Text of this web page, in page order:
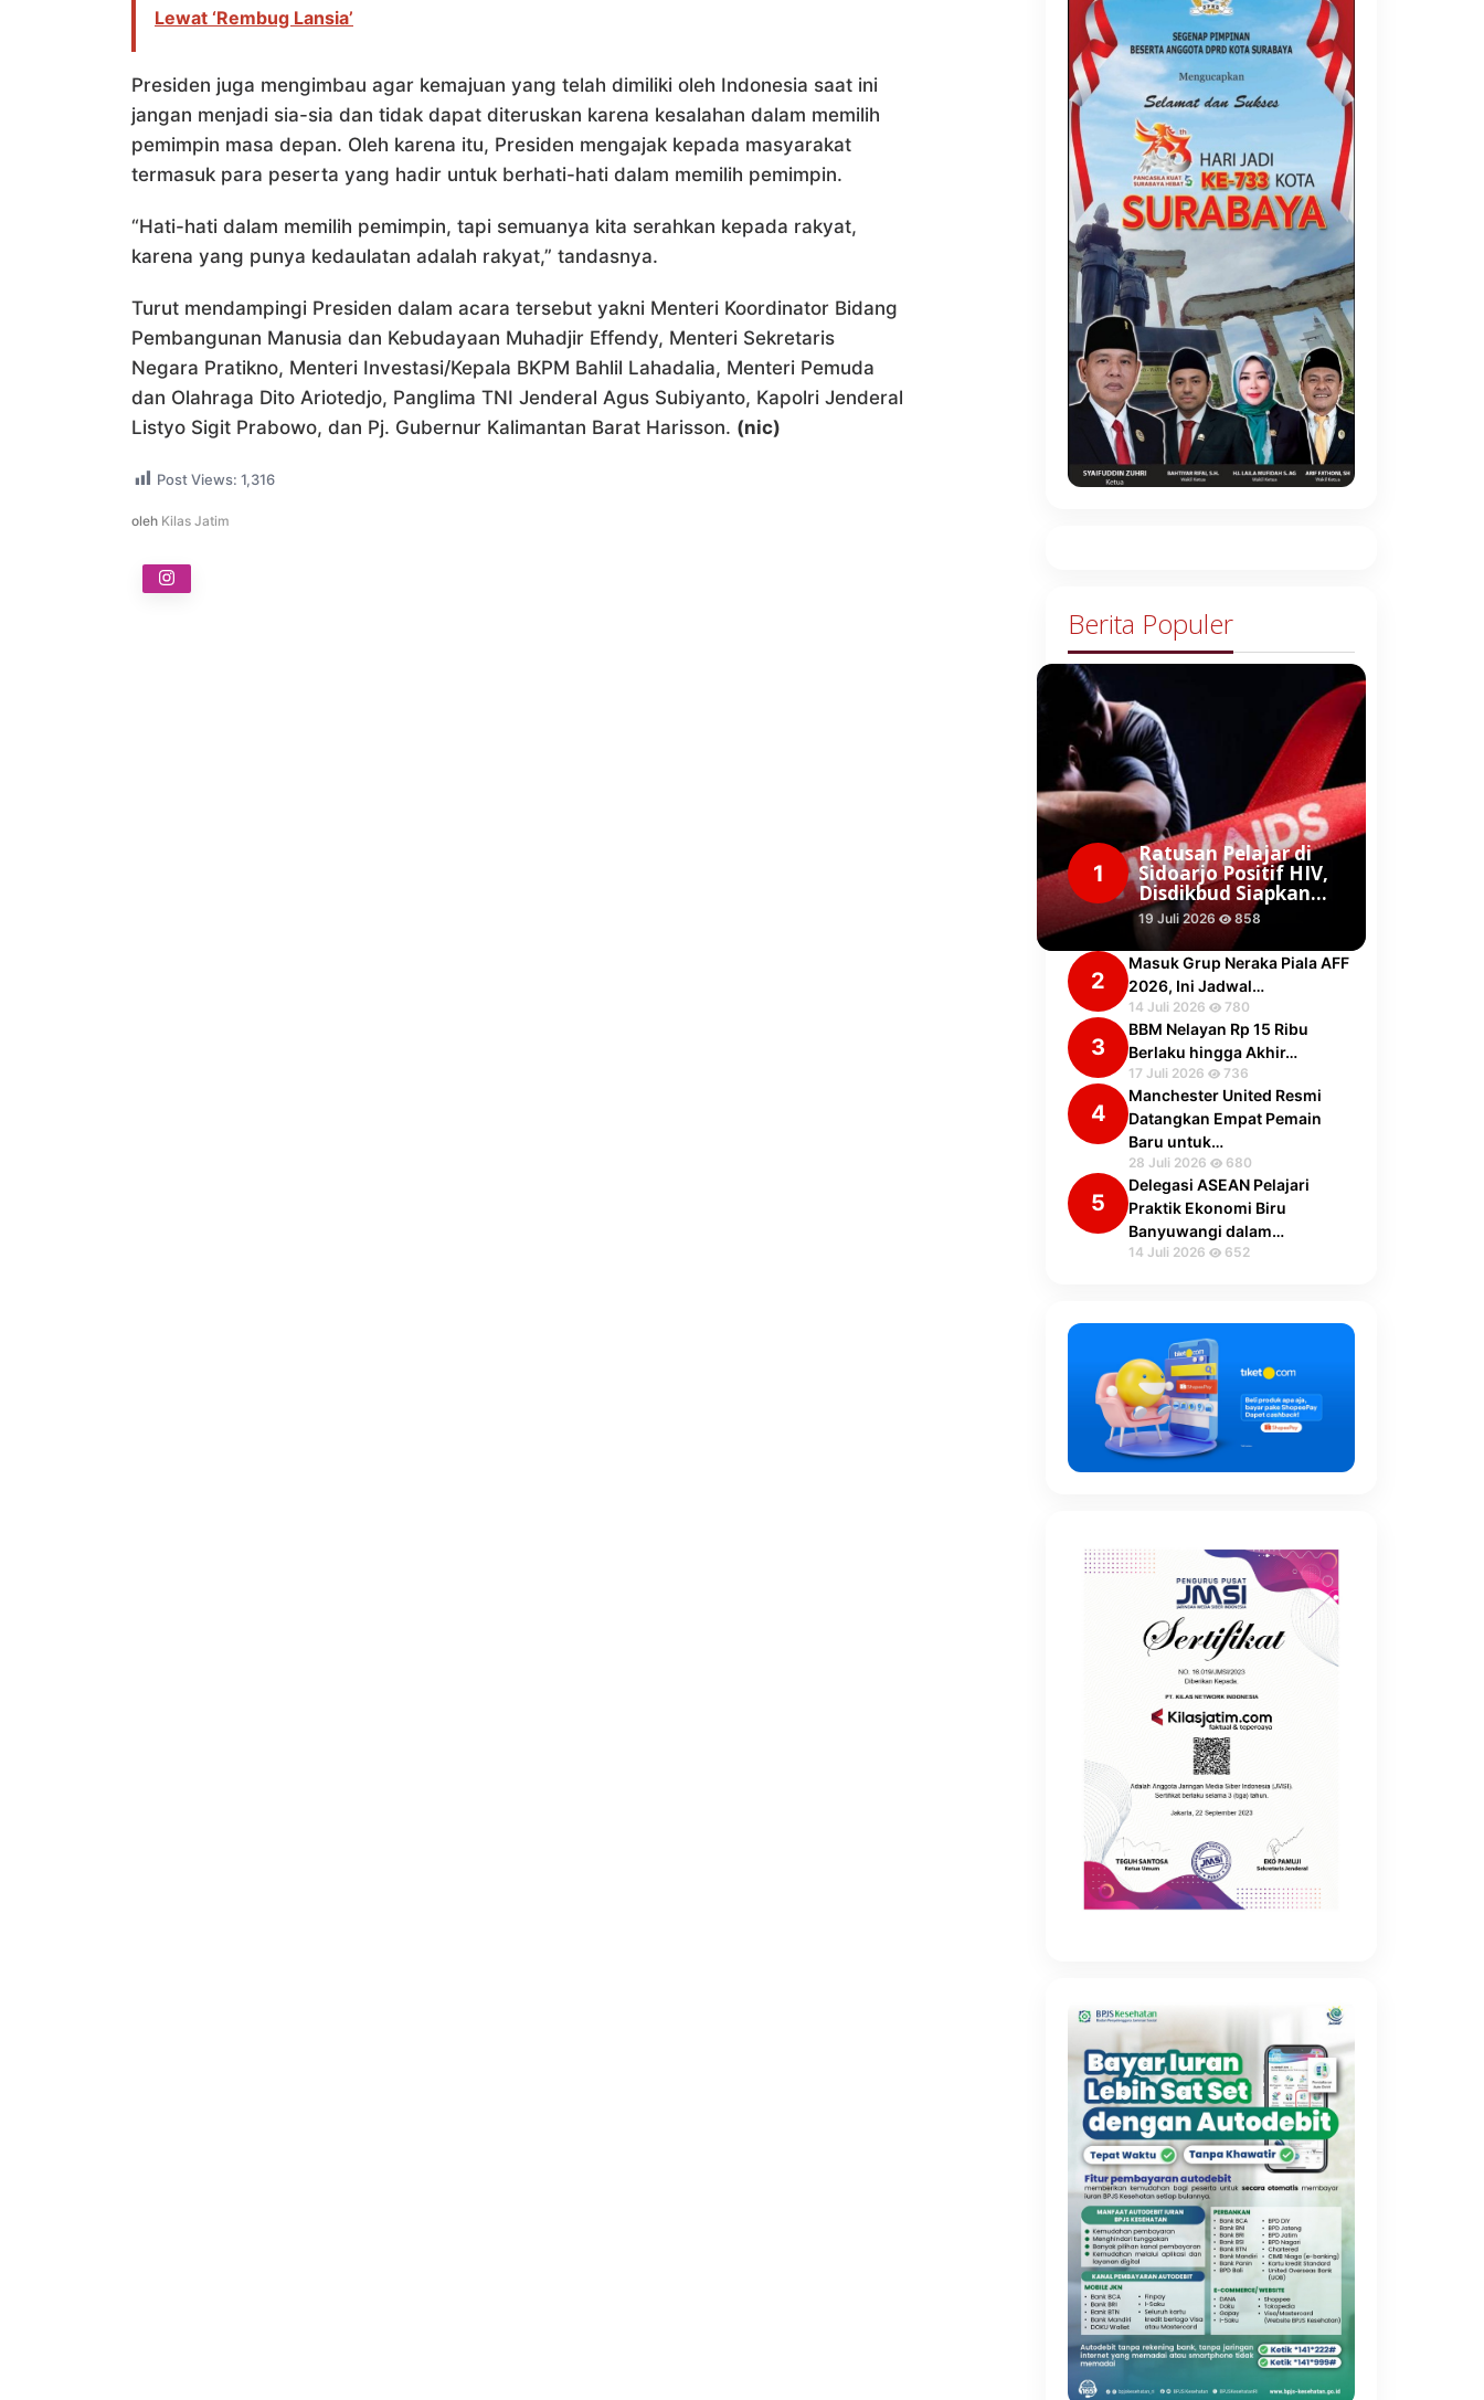
Lewat ‘Rembug Lansia’
Presiden juga mengimbau agar kemajuan yang telah dimiliki oleh Indonesia saat ini
jangan menjadi sia-sia dan tidak dapat diteruskan karena kesalahan dalam memilih
pemimpin masa depan. Oleh karena itu, Presiden mengajak kepada masyarakat
termasuk para peserta yang hadir untuk berhati-hati dalam memilih pemimpin.
“Hati-hati dalam memilih pemimpin, tapi semuanya kita serahkan kepada rakyat,
karena yang punya kedaulatan adalah rakyat,” tandasnya.
Turut mendampingi Presiden dalam acara tersebut yakni Menteri Koordinator Bidang
Pembangunan Manusia dan Kebudayaan Muhadjir Effendy, Menteri Sekretaris
Negara Pratikno, Menteri Investasi/Kepala BKPM Bahlil Lahadalia, Menteri Pemuda
dan Olahraga Dito Ariotedjo, Panglima TNI Jenderal Agus Subiyanto, Kapolri Jenderal
Listyo Sigit Prabowo, dan Pj. Gubernur Kalimantan Barat Harisson. (nic)
Post Views: 1,316
oleh Kilas Jatim
Berita Populer
1
Ratusan Pelajar di
Sidoarjo Positif HIV,
Disdikbud Siapkan…
19 Juli 2026 858
2
Masuk Grup Neraka Piala AFF
2026, Ini Jadwal…
14 Juli 2026 780
3
BBM Nelayan Rp 15 Ribu
Berlaku hingga Akhir…
17 Juli 2026 736
4
Manchester United Resmi
Datangkan Empat Pemain
Baru untuk…
28 Juli 2026 680
5
Delegasi ASEAN Pelajari
Praktik Ekonomi Biru
Banyuwangi dalam…
14 Juli 2026 652